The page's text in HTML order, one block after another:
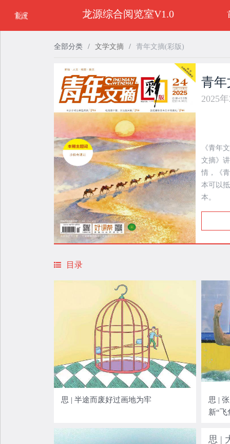
全部分类 / 文学文摘 / 青年文摘(彩版)
青年
2025
《青年
文摘》
情，《
本可以
本。
目录
思 | 半途而废好过画地为牢
思 |
新“飞
思 |
龙源综合阅览室V1.0